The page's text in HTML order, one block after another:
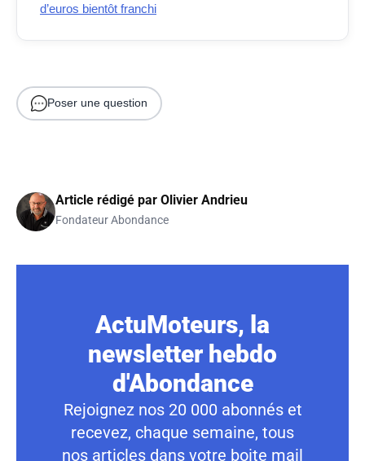
d’euros bientôt franchi
Poser une question
Article rédigé par Olivier Andrieu
Fondateur Abondance
ActuMoteurs, la
newsletter hebdo
d'Abondance
Rejoignez nos 20 000 abonnés et
recevez, chaque semaine, tous
nos articles dans votre boite mail